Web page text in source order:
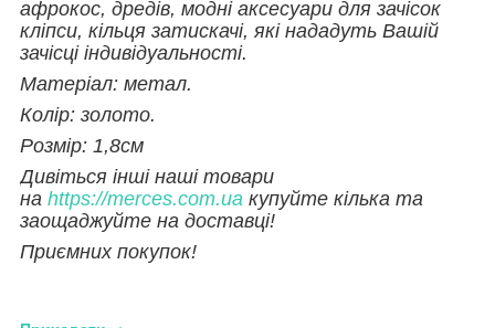
афрокос, дредів, модні аксесуари для зачісок
кліпси, кільця затискачі, які нададуть Вашій
зачісці індивідуальності.
Матеріал: метал.
Колір: золото.
Розмір: 1,8см
Дивіться інші наші товари
на https://merces.com.ua купуйте кілька та
заощаджуйте на доставці!
Приємних покупок!